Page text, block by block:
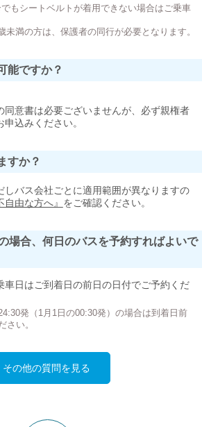
もシートベルトが着用できない場合はご乗車
満の方は、保護者の同行が必要となります。
能ですか？
同意書は必要ございませんが、必ず親権者
込みください。
すか？
しバス会社ごとに適用範囲が異なりますの
自由な方へ』 をご確認ください。
場合、何日のバスを予約すればよいで
車日はご到着日の前日の日付でご予約くだ
発（1月1日の00:30発）の場合は到着日前
さい。
その他の質問を見る